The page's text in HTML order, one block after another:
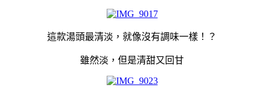
這款湯頭最清淡，就像沒有調味一樣！？
雖然淡，但是清甜又回甘